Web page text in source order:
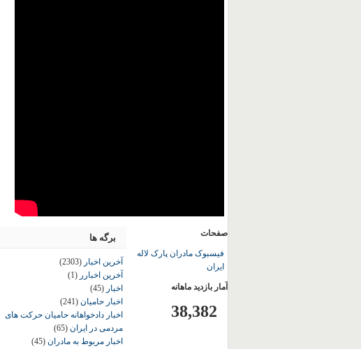
برگه ها
آخرین اخبار (2303)
آخرین اخبارر (1)
اخبار (45)
اخبار حامیان (241)
اخبار دادخواهانه حامیان حرکت های
مردمی در ایران (65)
اخبار مربوط به مادران (45)
صفحات
فیسبوک مادران پارک لاله
ایران
آمار بازدید ماهانه
38,382